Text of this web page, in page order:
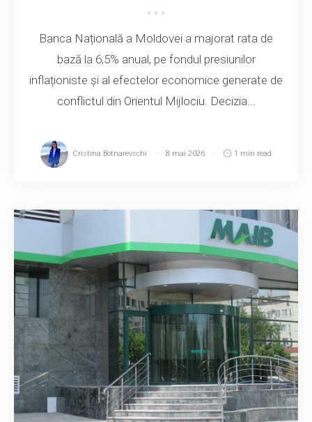
Banca Națională a Moldovei a majorat rata de
bază la 6,5% anual, pe fondul presiunilor
inflaționiste și al efectelor economice generate de
conflictul din Orientul Mijlociu. Decizia...
Cristina Botnarevschi 8 mai 2026 1 min read